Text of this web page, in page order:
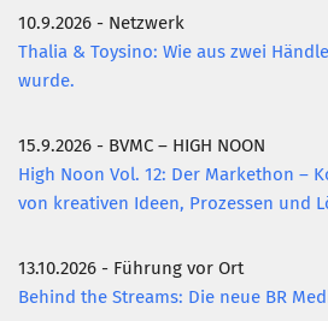
PODCAST
KONTAKT
10.9.2026 - Netzwerk
Thalia & Toysino: Wie aus zwei
wurde.
15.9.2026 - BVMC – HIGH NOON
High Noon Vol. 12: Der Markethon –
von kreativen Ideen, Prozessen und
13.10.2026 - Führung vor Ort
Behind the Streams: Die neue BR